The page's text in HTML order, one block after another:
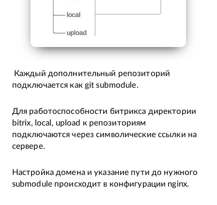
Каждый дополнительный репозиторий
подключается как git submodule.
Для работоспособности битрикса директории
bitrix, local, upload к репозиториям
подключаются через символические ссылки на
сервере.
Настройка домена и указание пути до нужного
submodule происходит в конфигурации nginx.